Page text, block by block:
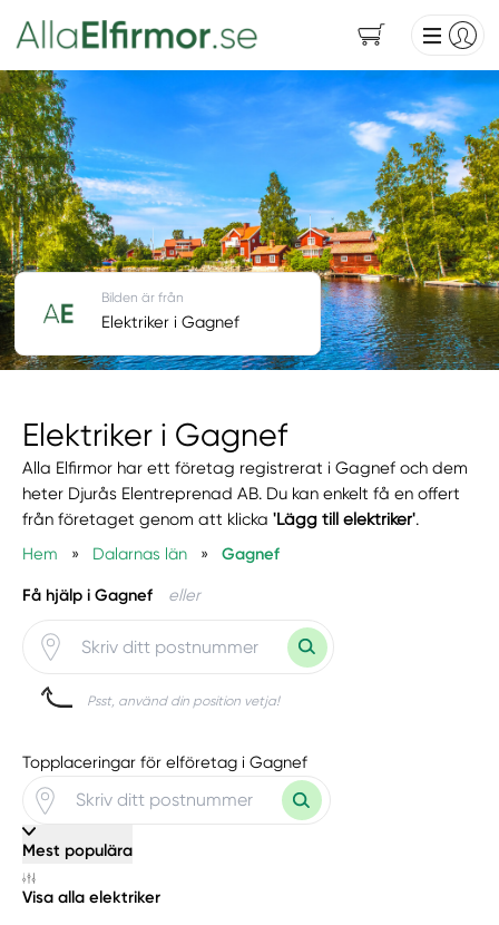
Elektriker i Gagnef
Alla Elfirmor har ett företag registrerat i Gagnef och dem
heter Djurås Elentreprenad AB. Du kan enkelt få en offert
från företaget genom att klicka'Lägg till elektriker'.
Hem
» Dalarnas län » Gagnef
Få hjälp i Gagnef eller
Psst, använd din position vetja!
Bilden är från
Elektriker i Gagnef
Topplaceringar för elföretag i Gagnef
Mest populära
Visa alla elektriker